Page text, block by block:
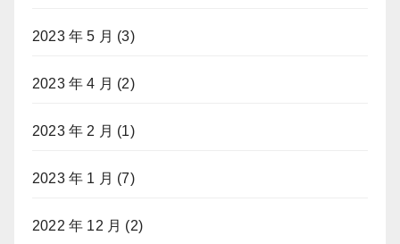
2023 年 5 月 (3)
2023 年 4 月 (2)
2023 年 2 月 (1)
2023 年 1 月 (7)
2022 年 12 月 (2)